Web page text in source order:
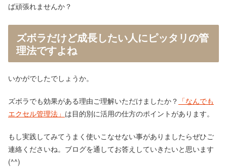
ば頑張れませんか？
ズボラだけど成長したい人にピッタリの管
理法ですよね
いかがでしたでしょうか。
ズボラでも効果がある理由ご理解いただけましたか？ 「なんでも
エクセル管理法」 は目的別に活用の仕方のポイントがあります。
もし実践してみてうまく使いこなせない事がありましたらぜひご
連絡くださいね。ブログを通してお答えしていきたいと思います
(^^)